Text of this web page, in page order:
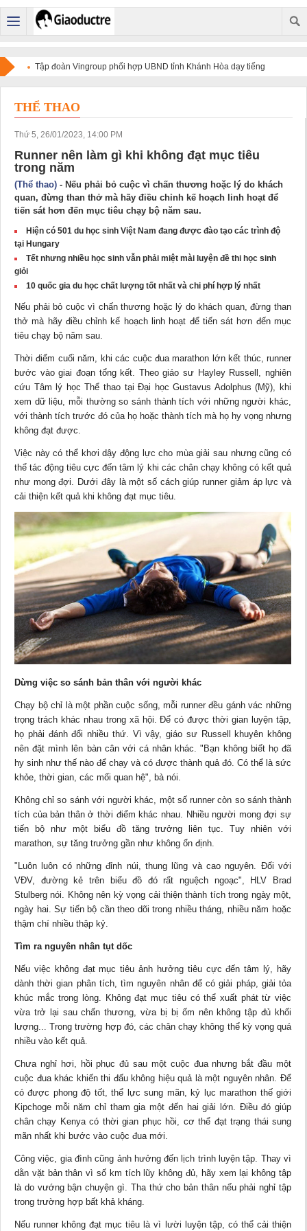
Tập đoàn Vingroup phối hợp UBND tỉnh Khánh Hòa dạy tiếng
Anh miễn phí cho người dân
THỂ THAO
Thứ 5, 26/01/2023, 14:00 PM
Runner nên làm gì khi không đạt mục tiêu
trong năm
(Thể thao) - Nếu phải bỏ cuộc vì chấn thương hoặc lý do khách
quan, đừng than thở mà hãy điều chỉnh kế hoạch linh hoạt để
tiến sát hơn đến mục tiêu chạy bộ năm sau.
Hiện có 501 du học sinh Việt Nam đang được đào tạo các trình độ
tại Hungary
Tết nhưng nhiều học sinh vẫn phải miệt mài luyện đề thi học sinh
giỏi
10 quốc gia du học chất lượng tốt nhất và chi phí hợp lý nhất
Nếu phải bỏ cuộc vì chấn thương hoặc lý do khách quan, đừng than
thở mà hãy điều chỉnh kế hoạch linh hoạt để tiến sát hơn đến mục
tiêu chạy bộ năm sau.
Thời điểm cuối năm, khi các cuộc đua marathon lớn kết thúc, runner
bước vào giai đoạn tổng kết. Theo giáo sư Hayley Russell, nghiên
cứu Tâm lý học Thể thao tại Đại học Gustavus Adolphus (Mỹ), khi
xem dữ liệu, mỗi thường so sánh thành tích với những người khác,
với thành tích trước đó của họ hoặc thành tích mà họ hy vọng nhưng
không đạt được.
Việc này có thể khơi dậy động lực cho mùa giải sau nhưng cũng có
thể tác động tiêu cực đến tâm lý khi các chân chạy không có kết quả
như mong đợi. Dưới đây là một số cách giúp runner giảm áp lực và
cải thiện kết quả khi không đạt mục tiêu.
Dừng việc so sánh bản thân với người khác
Chạy bộ chỉ là một phần cuộc sống, mỗi runner đều gánh vác những
trọng trách khác nhau trong xã hội. Để có được thời gian luyện tập,
họ phải đánh đổi nhiều thứ. Vì vậy, giáo sư Russell khuyên không
nên đặt mình lên bàn cân với cá nhân khác. "Bạn không biết họ đã
hy sinh như thế nào để chạy và có được thành quả đó. Có thể là sức
khỏe, thời gian, các mối quan hệ", bà nói.
Không chỉ so sánh với người khác, một số runner còn so sánh thành
tích của bản thân ở thời điểm khác nhau. Nhiều người mong đợi sự
tiến bộ như một biểu đồ tăng trưởng liên tục. Tuy nhiên với
marathon, sự tăng trưởng gần như không ổn định.
"Luôn luôn có những đỉnh núi, thung lũng và cao nguyên. Đối với
VĐV, đường kẻ trên biểu đồ đó rất nguệch ngoạc", HLV Brad
Stulberg nói. Không nên kỳ vọng cải thiện thành tích trong ngày một,
ngày hai. Sự tiến bộ cần theo dõi trong nhiều tháng, nhiều năm hoặc
thậm chí nhiều thập kỷ.
Tìm ra nguyên nhân tụt dốc
Nếu việc không đạt mục tiêu ảnh hưởng tiêu cực đến tâm lý, hãy
dành thời gian phân tích, tìm nguyên nhân để có giải pháp, giải tỏa
khúc mắc trong lòng. Không đạt mục tiêu có thể xuất phát từ việc
vừa trở lại sau chấn thương, vừa bị bị ốm nên không tập đủ khối
lượng... Trong trường hợp đó, các chân chạy không thể kỳ vọng quá
nhiều vào kết quả.
Chưa nghỉ hơi, hồi phục đủ sau một cuộc đua nhưng bắt đầu một
cuộc đua khác khiến thi đấu không hiệu quả là một nguyên nhân. Để
có được phong độ tốt, thể lực sung mãn, kỷ lục marathon thế giới
Kipchoge mỗi năm chỉ tham gia một đến hai giải lớn. Điều đó giúp
chân chạy Kenya có thời gian phục hồi, cơ thể đạt trạng thái sung
mãn nhất khi bước vào cuộc đua mới.
Công việc, gia đình cũng ảnh hưởng đến lịch trình luyện tập. Thay vì
dằn vặt bản thân vì số km tích lũy không đủ, hãy xem lại không tập
là do vướng bận chuyện gì. Tha thứ cho bản thân nếu phải nghỉ tập
trong trường hợp bất khả kháng.
Nếu runner không đạt mục tiêu là vì lười luyện tập, có thể cải thiện